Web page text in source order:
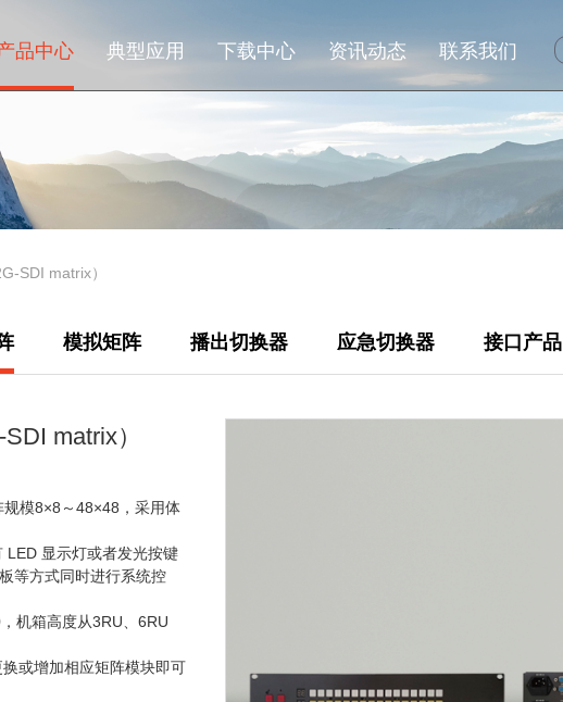
品中心 典型应用 下载中心 资讯动态 联系我们
SDI matrix）
模拟矩阵 播出切换器 应急切换器 接口产品
matrix）
模8×8～48×48，采用体
LED 显示灯或者发光按键
等方式同时进行系统控
机箱高度从3RU、6RU
或增加相应矩阵模块即可